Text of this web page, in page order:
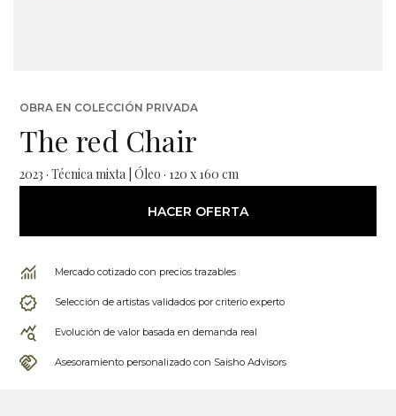
OBRA EN COLECCIÓN PRIVADA
The red Chair
2023 · Técnica mixta | Óleo · 120 x 160 cm
HACER OFERTA
Mercado cotizado con precios trazables
Selección de artistas validados por criterio experto
Evolución de valor basada en demanda real
Asesoramiento personalizado con Saisho Advisors